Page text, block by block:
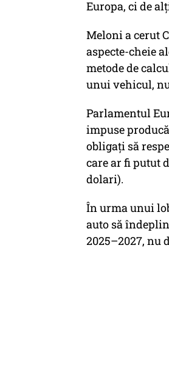
Europa, ci de
Meloni a cerut
aspecte-cheie
metode de
unui vehicul,
Parlamentul
impuse
obligați să
care ar fi putut
dolari).
În urma unui
auto să
2025–2027, nu